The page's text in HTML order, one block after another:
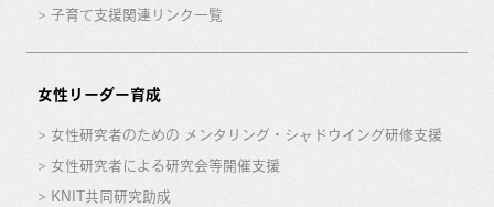
子育て支援関連リンク一覧
女性リーダー育成
女性研究者のための メンタリング・シャドウイング研修支援
女性研究者による研究会等開催支援
KNIT共同研究助成